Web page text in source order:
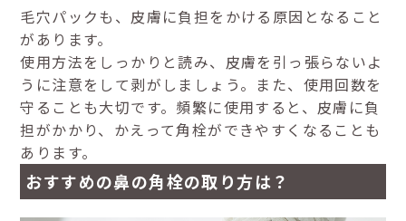
毛穴パックも、皮膚に負担をかける原因となること
があります。
使用方法をしっかりと読み、皮膚を引っ張らないよ
うに注意をして剥がしましょう。また、使用回数を
守ることも大切です。頻繁に使用すると、皮膚に負
担がかかり、かえって角栓ができやすくなることも
あります。
おすすめの鼻の角栓の取り方は？